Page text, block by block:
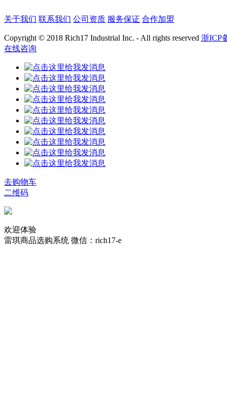
关于我们 联系我们 公司资质 服务保证 合作加盟
Copyright © 2018 Rich17 Industrial Inc. - All rights reserved 浙ICP
在线咨询
去购物车
二维码
欢迎体验
雷琪商品选购系统 微信：rich17-e